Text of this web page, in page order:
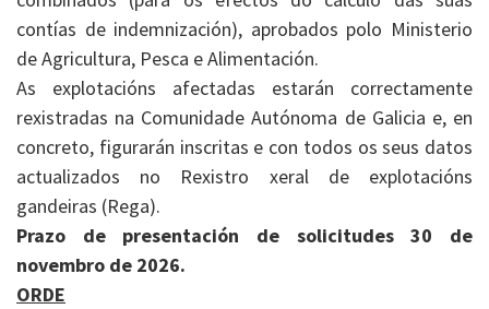
contías de indemnización), aprobados polo Ministerio
de Agricultura, Pesca e Alimentación.
As explotacións afectadas estarán correctamente
rexistradas na Comunidade Autónoma de Galicia e, en
concreto, figurarán inscritas e con todos os seus datos
actualizados no Rexistro xeral de explotacións
gandeiras (Rega).
Prazo de presentación de solicitudes 30 de
novembro de 2026.
ORDE